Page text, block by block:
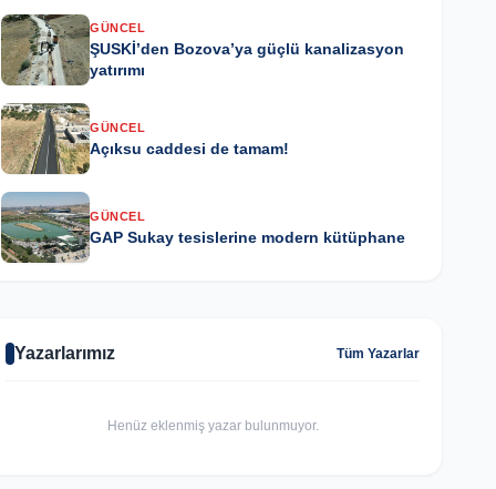
GÜNCEL
ŞUSKİ’den Bozova’ya güçlü kanalizasyon
yatırımı
GÜNCEL
Açıksu caddesi de tamam!
GÜNCEL
GAP Sukay tesislerine modern kütüphane
Yazarlarımız Tüm Yazarlar
Henüz eklenmiş yazar bulunmuyor.